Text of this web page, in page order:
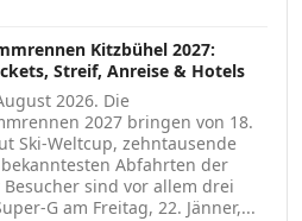
Kitzbühel 2027:
Streif, Anreise & Hotels
2026. Die
2027 bringen von 18.
Ski-Weltcup, zehntausende
Abfahrten der
sind vor allem drei
G am Freitag, 22. Jänner,...